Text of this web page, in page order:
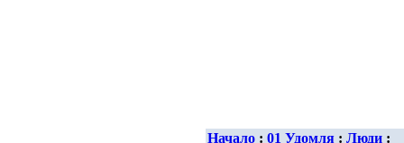
Начало : 01 Удомля : Люди :